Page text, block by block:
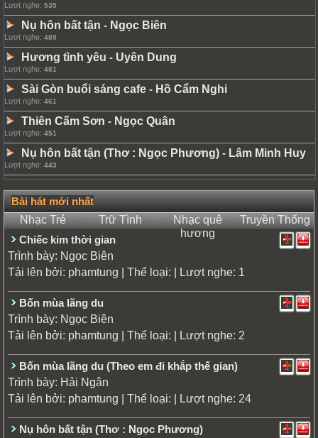
Lượt nghe: 535
Nụ hôn bất tận - Ngọc Biên
Lượt nghe: 489
Hương tình yêu - Uyên Dung
Lượt nghe: 481
Sài Gòn buổi sáng cafe - Hồ Cẩm Nghi
Lượt nghe: 461
Thiên Cấm Sơn - Ngọc Quân
Lượt nghe: 451
Nụ hôn bất tận (Thơ : Ngọc Phương) - Lâm Minh Huy
Lượt nghe: 443
Bài hát mới nhất
Nhạc Trẻ
Trữ Tình
Nhạc quê
hương
Truyền Thống
Chiếc kim thời gian
Trình bày: Ngọc Biên
Tải lên bởi: phamtung | Thể loại: | Lượt nghe: 1
Bốn mùa lãng du
Trình bày: Ngọc Biên
Tải lên bởi: phamtung | Thể loại: | Lượt nghe: 2
Bốn mùa lãng du (Theo em đi khắp thế gian)
Trình bày: Hải Ngân
Tải lên bởi: phamtung | Thể loại: | Lượt nghe: 24
Nụ hôn bất tận (Thơ : Ngọc Phương)